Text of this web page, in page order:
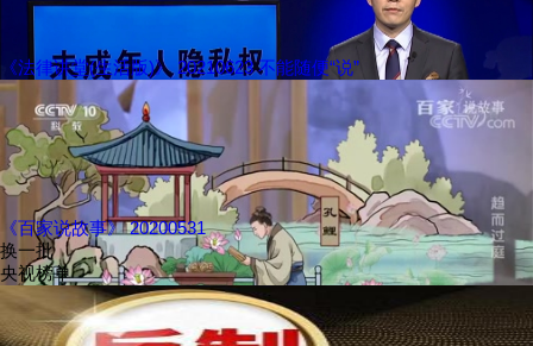
《法律讲堂(生活版)》 20210623 不能随便“说”
《百家说故事》 20200531
换一批
央视榜单